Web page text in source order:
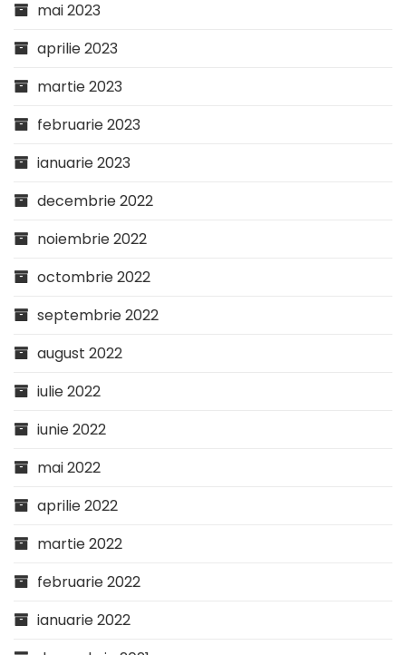
mai 2023
aprilie 2023
martie 2023
februarie 2023
ianuarie 2023
decembrie 2022
noiembrie 2022
octombrie 2022
septembrie 2022
august 2022
iulie 2022
iunie 2022
mai 2022
aprilie 2022
martie 2022
februarie 2022
ianuarie 2022